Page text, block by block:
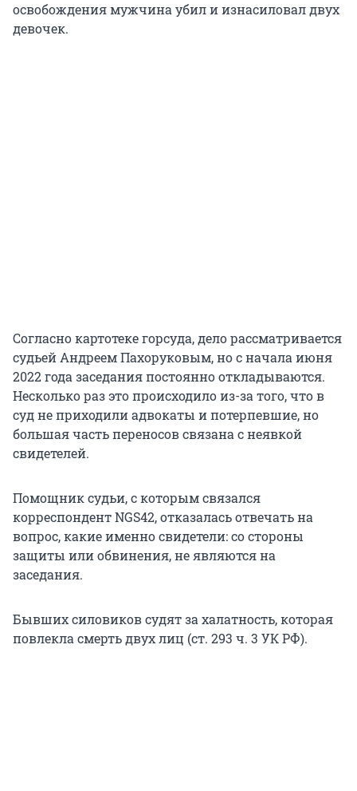
освобождения мужчина убил и изнасиловал двух
девочек.
Согласно картотеке горсуда, дело рассматривается
судьей Андреем Пахоруковым, но с начала июня
2022 года заседания постоянно откладываются.
Несколько раз это происходило из-за того, что в
суд не приходили адвокаты и потерпевшие, но
большая часть переносов связана с неявкой
свидетелей.
Помощник судьи, с которым связался
корреспондент NGS42, отказалась отвечать на
вопрос, какие именно свидетели: со стороны
защиты или обвинения, не являются на
заседания.
Бывших силовиков судят за халатность, которая
повлекла смерть двух лиц (ст. 293 ч. 3 УК РФ).